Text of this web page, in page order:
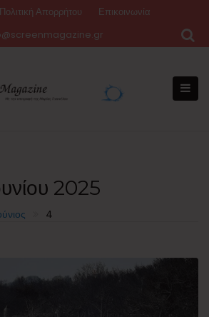
Πολιτική Απορρήτου
Επικοινωνία
2025
4